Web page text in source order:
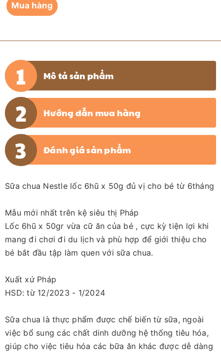
Mua hàng
Mô tả sản phẩm
Hướng dẫn mua hàng
Đánh giá sản phẩm
Sữa chua Nestle lốc 6hũ x 50g đủ vị cho bé từ 6tháng
Mẫu mới nhất trên kệ siêu thị Pháp
Lốc 6hũ x 50gr vừa cữ ăn của bé , cực kỳ tiện lợi khi
mang đi chơi đi du lịch và phù hợp để giới thiệu cho
bé bắt đầu tập làm quen với sữa chua.
Xuất xứ Pháp
HSD: từ 12/2023 - 1/2024
Sữa chua là thực phẩm được chế biến từ sữa, ngoài
việc bổ sung các chất dinh dưỡng hệ thống tiêu hóa,
giúp cho việc tiêu hóa các bữa ăn khác được dễ dàng